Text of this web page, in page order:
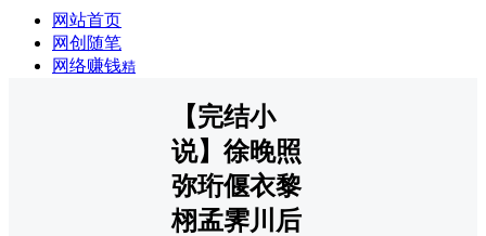
网站首页
网创随笔
网络赚钱精
【完结小
说】徐晚照
弥珩偃衣黎
栩孟霁川后